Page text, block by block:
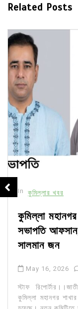
Related Posts
In কুমিল্লার খবর
কুমিল্লা
সভাপতি
সালমান জন
May 16, 2026
স্টাফ
কুমিল্লা মহানগর